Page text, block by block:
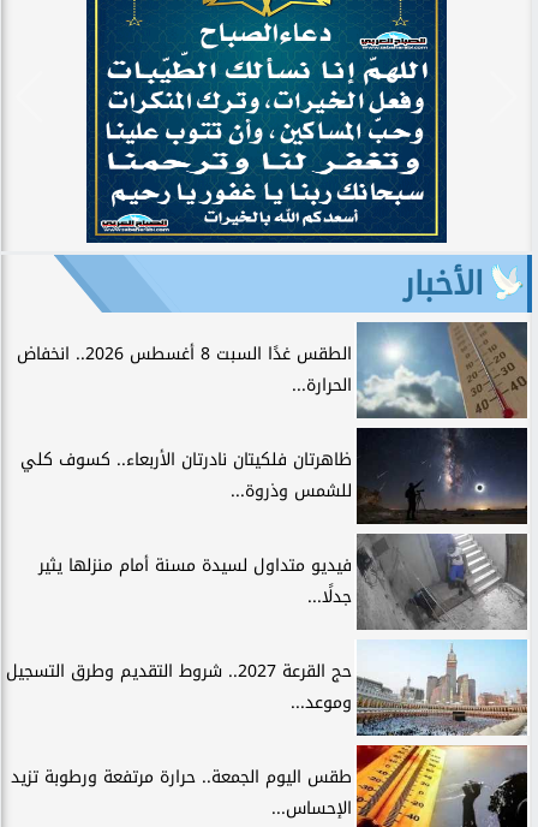
الأخبار
الطقس غدًا السبت 8 أغسطس 2026.. انخفاض
الحرارة...
ظاهرتان فلكيتان نادرتان الأربعاء.. كسوف كلي
للشمس وذروة...
فيديو متداول لسيدة مسنة أمام منزلها يثير
جدلًا...
حج القرعة 2027.. شروط التقديم وطرق التسجيل
وموعد...
طقس اليوم الجمعة.. حرارة مرتفعة ورطوبة تزيد
الإحساس...